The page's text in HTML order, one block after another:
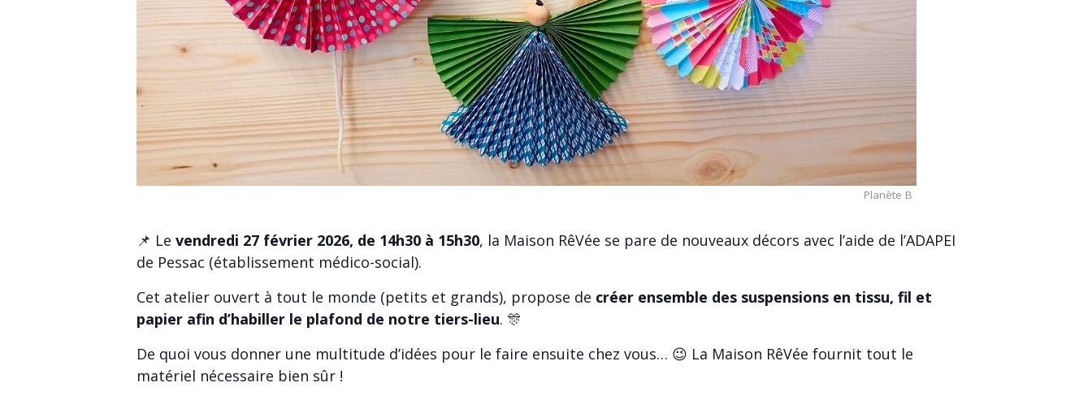
Planète B
📌 Le vendredi 27 février 2026, de 14h30 à 15h30, la Maison RêVée se pare de nouveaux décors avec l’aide de l’ADAPEI
de Pessac (établissement médico-social).
Cet atelier ouvert à tout le monde (petits et grands), propose de créer ensemble des suspensions en tissu, fil et
papier afin d’habiller le plafond de notre tiers-lieu. 🎊
De quoi vous donner une multitude d’idées pour le faire ensuite chez vous… 😉 La Maison RêVée fournit tout le
matériel nécessaire bien sûr !